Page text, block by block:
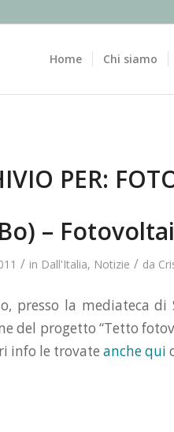
Home Chi siamo
PER:
–
/ in Dall'Italia, Notizie / da
presso la mediateca di
del progetto “Tetto
info le trovate anche qui